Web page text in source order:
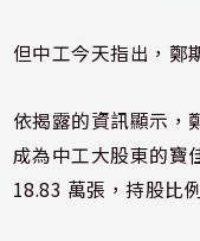
但中工今天指出，鄭
依揭露的資訊顯示，
成為中工大股東的寶
18.83 萬張，持股比